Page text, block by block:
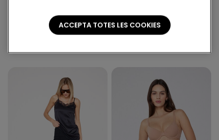
Bodi Tirants Fins de Cotó
Samarreta Cotó Màniga
Llarga Punt amb Vores
ACCEPTA TOTES LES COOKIES